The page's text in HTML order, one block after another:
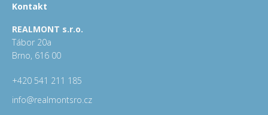
Kontakt
REALMONT s.r.o.
Tábor 20a
Brno, 616 00
+420 541 211 185
info@realmontsro.cz